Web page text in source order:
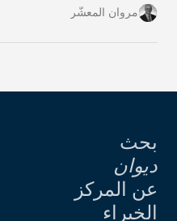
اتفاق دائم.
مروان المعشّر
بحث
ديوان
عن المركز
الخبراء